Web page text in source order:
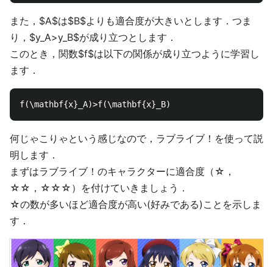
また，$A$は$B$よりも適合度が大きいとします．つま
り，$y_A>y_B$が成り立つとします．
このとき，関数$f$は以下の関係が成り立つように学習し
ます．
何じゃこりゃという感じなので，ラブライブ！を使って説
明します．
まずはラブライブ！のキャラクターに適合度（☆，
☆☆，☆☆☆）を付けていきましょう．
☆の数が多いほど適合度が高い(好みである)ことを示しま
す．